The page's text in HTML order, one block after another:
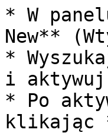
* W
New**
*
i aktywuj
* Po
klikając